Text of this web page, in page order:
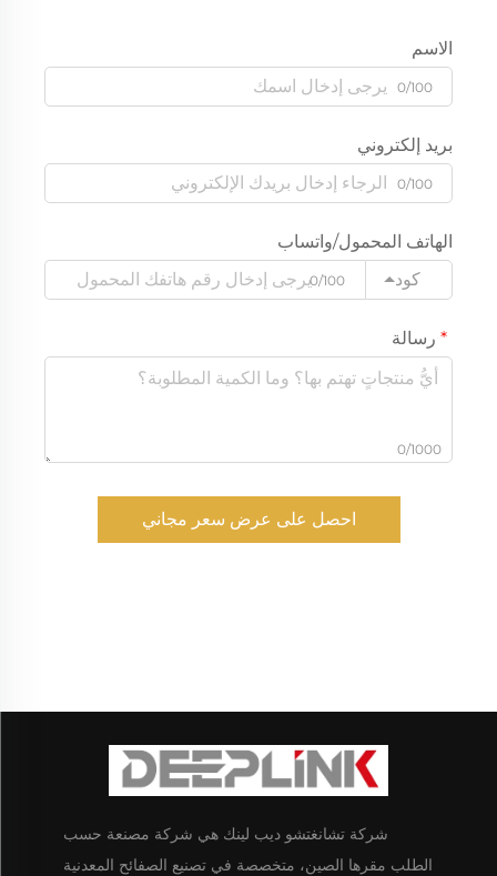
الاسم
0/100
بريد إلكتروني
0/100
الهاتف المحمول/واتساب
كود
0/100
رسالة
0/1000
احصل على عرض سعر مجاني
شركة تشانغتشو ديب لينك هي شركة مصنعة حسب
الطلب مقرها الصين، متخصصة في تصنيع الصفائح المعدنية